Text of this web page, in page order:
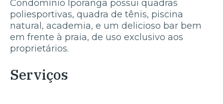
Condomínio Iporanga possui quadras
poliesportivas, quadra de tênis, piscina
natural, academia, e um delicioso bar bem
em frente à praia, de uso exclusivo aos
proprietários.
Serviços